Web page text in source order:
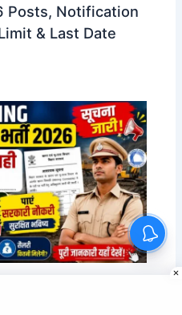
Posts, Notification
& Last Date